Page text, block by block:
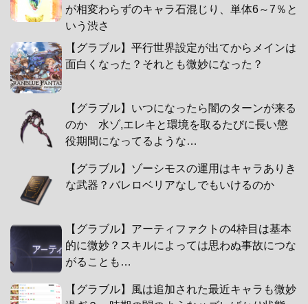
が相変わらずのキャラ石混じり、単体6～7％と
いう渋さ
【グラブル】平行世界設定が出てからメインは
面白くなった？それとも微妙になった？
【グラブル】いつになったら闇のターンが来る
のか 水ゾ,エレキと環境を取るたびに長い懲
役期間になってるような…
【グラブル】ゾーシモスの運用はキャラありき
な武器？バレロベリアなしでもいけるのか
【グラブル】アーティファクトの4枠目は基本
的に微妙？スキルによっては思わぬ事故につな
がることも…
【グラブル】風は追加された最近キャラも微妙